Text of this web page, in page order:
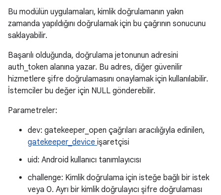
Bu modülün uygulamaları, kimlik doğrulamanın yakın
zamanda yapıldığını doğrulamak için bu çağrının sonucunu
saklayabilir.
Başarılı olduğunda, doğrulama jetonunun adresini
auth_token alanına yazar. Bu adres, diğer güvenilir
hizmetlere şifre doğrulamasını onaylamak için kullanılabilir.
İstemciler bu değer için NULL gönderebilir.
Parametreler:
dev: gatekeeper_open çağrıları aracılığıyla edinilen,
gatekeeper_device işaretçisi
uid: Android kullanıcı tanımlayıcısı
challenge: Kimlik doğrulama için isteğe bağlı bir istek
veya 0. Ayrı bir kimlik doğrulayıcı şifre doğrulaması